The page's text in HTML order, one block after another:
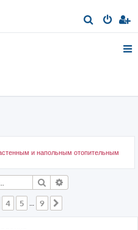
о
и напольным отопительным
Поиск
из
4 5 … 9